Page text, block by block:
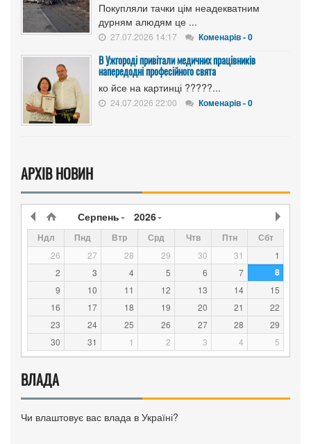
Покупляли тачки цім неадекватним
дурням алюдям це ...
27.07.2026 14:17 Коменарів - 0
В Ужгороді привітали медичних працівників
напередодні професійного свята
ко йсе на картинці ?????...
24.07.2026 22:00 Коменарів - 0
АРХІВ НОВИН
Серпень 2026
Ндл Пнд Втр Срд Чтв Птн Сбт
26 27 28 29 30 31
1
2
3 4 5 6 7 8
9 10 11 12 13 14
15
16
17 18 19 20 21
22
23
24 25 26 27 28
29
30
31 1 2 3 4 5
ВЛАДА
Чи влаштовує вас влада в Україні?